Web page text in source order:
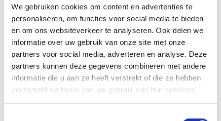
We gebruiken cookies om content en advertenties te
personaliseren, om functies voor social media te bieden
en om ons websiteverkeer te analyseren. Ook delen we
informatie over uw gebruik van onze site met onze
partners voor social media, adverteren en analyse. Deze
partners kunnen deze gegevens combineren met andere
informatie die u aan ze heeft verstrekt of die ze hebben
verzameld op basis van uw gebruik van hun services.